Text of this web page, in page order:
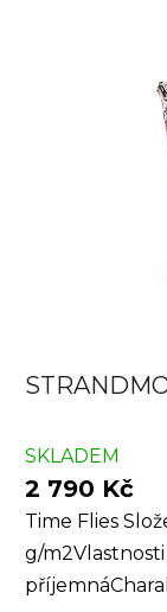
SKLADEM
2 790 Kč
Time Flies
g/